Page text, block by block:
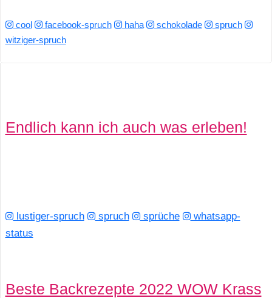
cool facebook-spruch haha schokolade
spruch
witziger-spruch
Endlich kann ich auch was erleben!
lustiger-spruch spruch sprüche
whatsapp-
status
Beste Backrezepte 2022 WOW Krass